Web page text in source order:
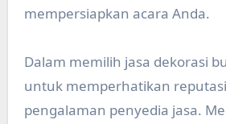
mempersiapkan acara Anda.
Dalam memilih jasa dekorasi
untuk memperhatikan
pengalaman penyedia jasa.